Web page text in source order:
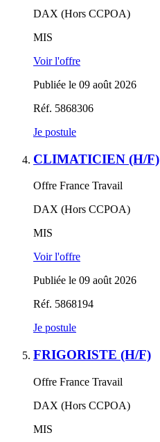
DAX (Hors CCPOA)
MIS
Voir l'offre
Publiée le 09 août 2026
Réf. 5868306
Je postule
CLIMATICIEN (H/F)
Offre France Travail
DAX (Hors CCPOA)
MIS
Voir l'offre
Publiée le 09 août 2026
Réf. 5868194
Je postule
FRIGORISTE (H/F)
Offre France Travail
DAX (Hors CCPOA)
MIS